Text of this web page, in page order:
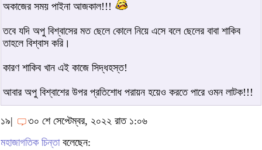
অকাজের সময় পাইনা আজকাল!!!
তবে যদি অপু বিশ্বাসের মত ছেলে কোলে নিয়ে এসে বলে ছেলের বাবা শাকিব
তাহলে বিশ্বাস করি।
কারণ শাকিব খান এই কাজে সিদ্ধহস্ত!
আবার অপু বিশ্বাশের উপর প্রতিশোধ পরায়ন হয়েও করতে পারে ওমন লাটক!!!
১৯|
৩০ শে সেপ্টেম্বর, ২০২২ রাত ১:০৬
মহাজাগতিক চিন্তাবলেছেন: